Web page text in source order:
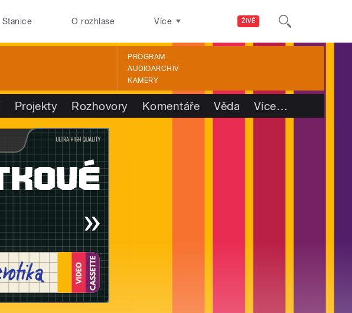
ŽIVĚ
Stanice O rozhlase Více
PROGRAM
AUDIOARCHIV
KAMERY
Projekty Rozhovory Komentáře Věda Více…